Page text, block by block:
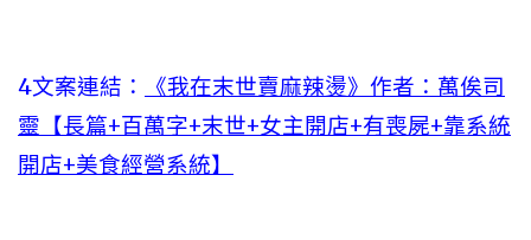
4文案連結：
《我在末世賣麻辣燙》作者：萬俟司
靈【長篇+百萬字+末世+女主開店+有喪屍+靠系統
開店+美食經營系統】